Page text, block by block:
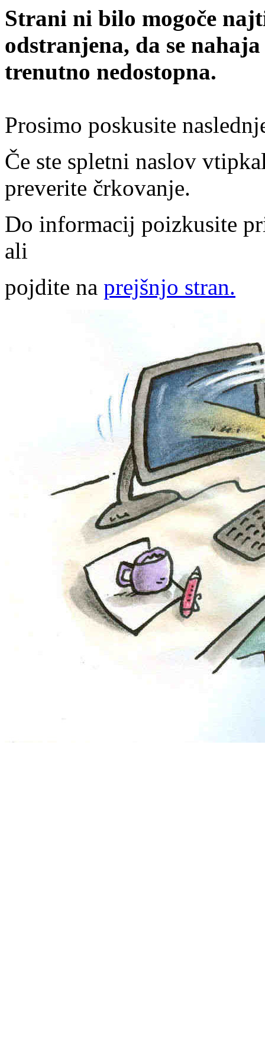
Strani ni bilo mogoče
odstranjena, da se
trenutno nedostopna.
Prosimo poskusite
Če ste spletni naslov
preverite črkovanje.
Do informacij poizkusite
ali
pojdite na prejšnjo stran.